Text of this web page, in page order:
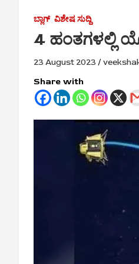
ಬ್ಲಾಗ್ ವಿಶೇಷ ಸುದ್ದಿ
4 ಹಂತಗಳಲ್ಲಿ
23 August 2023
Share with